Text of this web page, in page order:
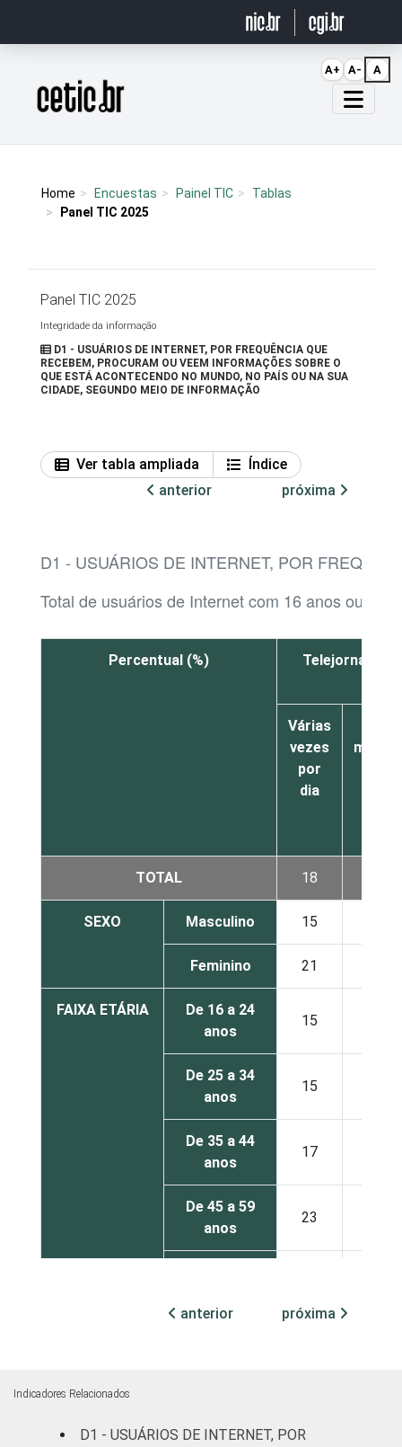
Página inicial
Home Encuestas Painel TIC
Tablas
Panel TIC 2025
Panel TIC 2025
Integridade da informação
D1 - USUÁRIOS DE INTERNET, POR FREQUÊNCIA QUE
RECEBEM, PROCURAM OU VEEM INFORMAÇÕES SOBRE O
QUE ESTÁ ACONTECENDO NO MUNDO, NO PAÍS OU NA SUA
CIDADE, SEGUNDO MEIO DE INFORMAÇÃO
Ver tabla ampliada
Índice
anterior
próxima
D1 - USUÁRIOS DE INTERNET, POR
Total de usuários de Internet com 16 anos ou mais
Percentual (%) Telejornais,
Várias
vezes
por
dia
menos
TOTAL 18
SEXO Masculino 15
Feminino 21
FAIXA ETÁRIA
De 16 a 24
anos
15
De 25 a 34
anos
15
De 35 a 44
anos
17
De 45 a 59
anos
23
Sudeste 20
anterior próxima
Indicadores Relacionados
D1 - USUÁRIOS DE INTERNET, POR
A+ A- A